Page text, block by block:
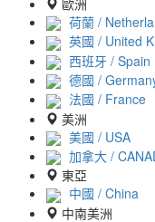
荷蘭 /
英國 / United
西班牙 / Spain
德國 /
法國 / France
美洲
美國 / USA
加拿大 /
東亞
中國 / China
中南美洲